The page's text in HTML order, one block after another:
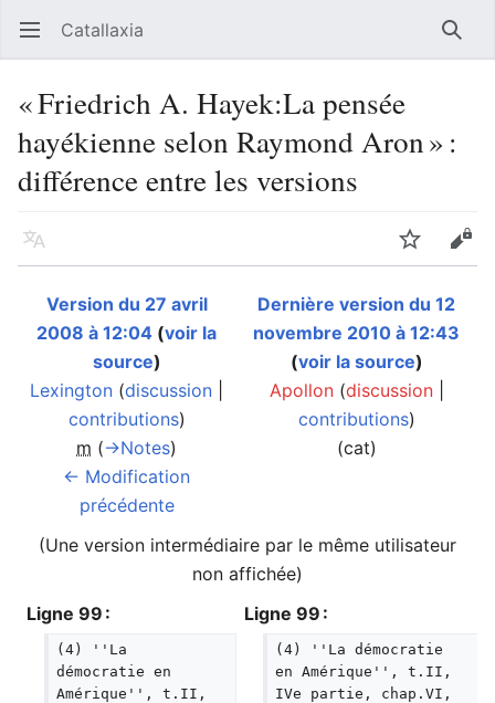
Ouvrir le menu principal Catallaxia
« Friedrich A. Hayek:La pensée
hayékienne selon Raymond Aron » :
différence entre les versions
Langue Suivre
Version du 27 avril
2008 à 12:04 (voir la
source)
Lexington (discussion
contributions)
m (→‎Notes)
← Modification
précédente
Dernière version du 12
novembre 2010 à 12:43
(voir la source)
Apollon (discussion|
contributions)
(cat)
(Une version intermédiaire par le même utilisateur
non affichée)
Ligne 99 :
Ligne 99 :
(4) ''La
démocratie en
Amérique'', t.II,
(4) ''La démocratie
en Amérique'', t.II,
IVe partie, chap.VI,